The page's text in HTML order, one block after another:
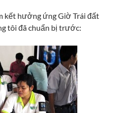
kết hưởng ứng Giờ Trái đất
tôi đã chuẩn bị trước: